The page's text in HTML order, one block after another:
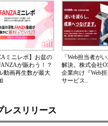
ミニレポ】お盆の
が賑わう！？
動画再生数が最大
「Web担当者が
解決。株式会社
企業向け『Web
サービス..
レスリリース